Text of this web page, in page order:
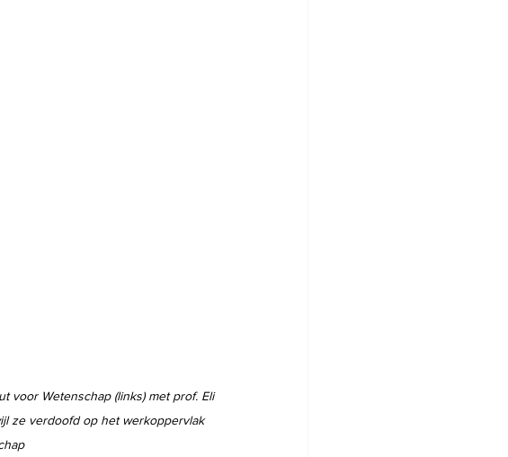
voor Wetenschap (links) met prof. Eli
ze verdoofd op het werkoppervlak